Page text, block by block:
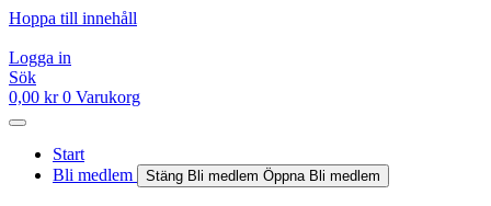
Hoppa till innehåll
Logga in
Sök
0,00 kr 0 Varukorg
Start
Bli medlem
Stäng Bli medlem Öppna Bli medlem